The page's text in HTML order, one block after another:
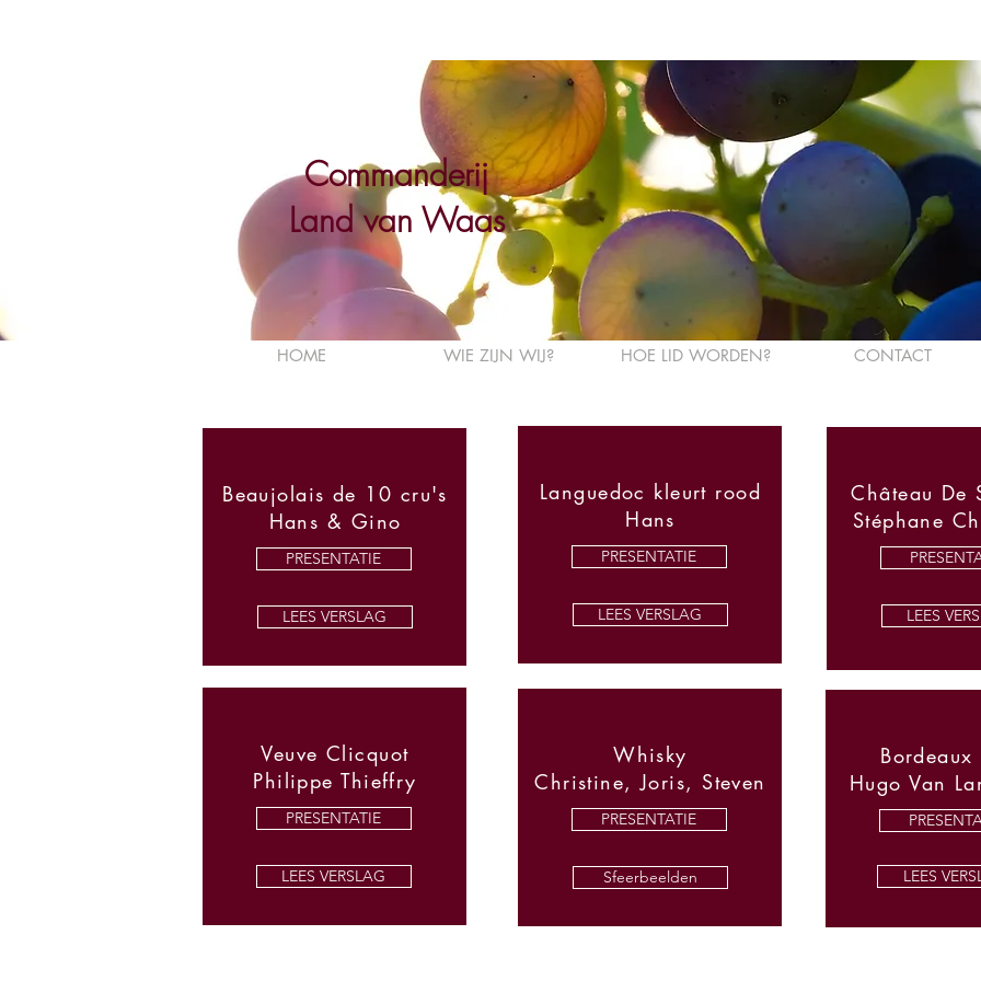
Commanderij
Land van Waas
HOME WIE ZIJN WIJ? HOE LID WORDEN? CONTACT
Beaujolais de 10 cru's
Hans & Gino
PRESENTATIE
LEES VERSLAG
Veuve Clicquot
Philippe Thieffry
PRESENTATIE
LEES VERSLAG
Languedoc kleurt rood
Hans
PRESENTATIE
LEES VERSLAG
Whisky
Christine, Joris, Steven
PRESENTATIE
Sfeerbeelden
Château De
Stéphane
LEES
LEES
Hugo Van
LEES